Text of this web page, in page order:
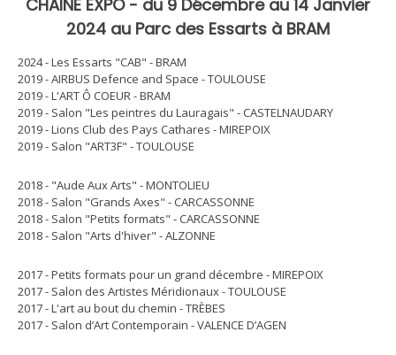
CHAINE EXPO- du 9 Décembre au 14 Janvier
2024 au Parc des Essarts à BRAM
2024 - Les Essarts "CAB" - BRAM
2019 - AIRBUS Defence and Space - TOULOUSE
2019 - L'ART Ô COEUR - BRAM
2019 - Salon "Les peintres du Lauragais" - CASTELNAUDARY
2019 - Lions Club des Pays Cathares - MIREPOIX
2019 - Salon "ART3F" - TOULOUSE
2018 - "Aude Aux Arts" - MONTOLIEU
2018 - Salon "Grands Axes" - CARCASSONNE
2018 - Salon "Petits formats" - CARCASSONNE
2018 - Salon "Arts d'hiver" - ALZONNE
2017 - Petits formats pour un grand décembre - MIREPOIX
2017 - Salon des Artistes Méridionaux - TOULOUSE
2017 - L'art au bout du chemin - TRÈBES
2017 - Salon d’Art Contemporain - VALENCE D’AGEN